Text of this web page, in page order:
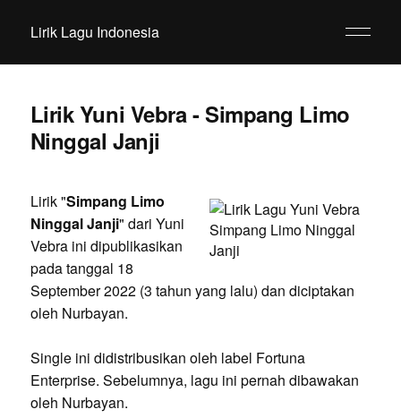
Lirik Lagu Indonesia
Lirik Yuni Vebra - Simpang Limo
Ninggal Janji
Lirik "Simpang Limo
Ninggal Janji" dari Yuni
Vebra ini dipublikasikan
pada tanggal 18
September 2022 (3 tahun yang lalu) dan diciptakan
oleh Nurbayan.
Single ini didistribusikan oleh label Fortuna
Enterprise. Sebelumnya, lagu ini pernah dibawakan
oleh Nurbayan.